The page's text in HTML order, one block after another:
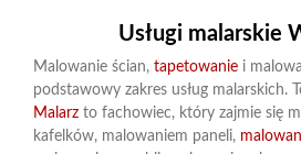
Usługi malarskie
Malowanie ścian, tapetowanie i
podstawowy zakres usług malarskich.
Malarz to fachowiec, który zajmie się
kafelków, malowaniem paneli,